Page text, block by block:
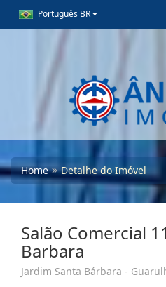
Português BR
Home Detalhe do Imóvel
Salão Comercial
Barbara
Jardim Santa Bárbara -